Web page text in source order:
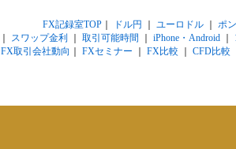
FX記録室TOP｜ ドル円 ユーロドル｜ ポ
スワップ金利 取引可能時間 iPhone・Android
FX取引会社動向
FXセミナー FX比較 CFD比較